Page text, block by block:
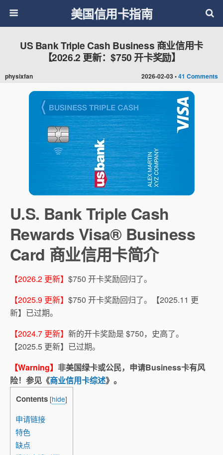
美国信用卡指南
2026-02-03 •41 Comments
US Bank Triple Cash Business 商业信用卡
【2026.2 更新：$750 开卡奖励】
physixfan
U.S. Bank Triple Cash
Rewards Visa® Business
Card 商业信用卡简介
【2026.2 更新】 $750 开卡奖励回归了。
【2025.9 更新】 $750 开卡奖励回归了。【2025.11 更
新】已过期。
【2024.7 更新】 新的开卡奖励是 $750，史高了。
【2025.5 更新】已过期。
【Warning】 非美国绿卡或公民，申请Business卡有风
险！参见《商业信用卡综述》。
Contents [hide]
申请链接
特色
缺点